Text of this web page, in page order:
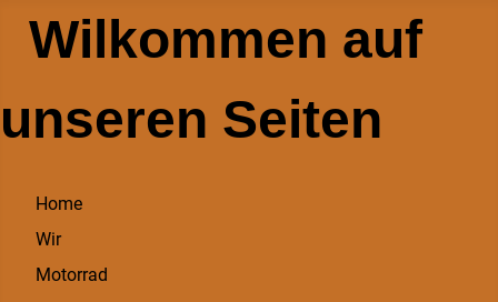
Wilkommen auf
unseren Seiten
Home
Wir
Motorrad